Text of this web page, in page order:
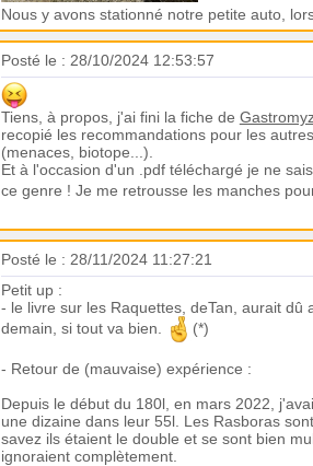
Nous y avons stationné notre petite auto,
Posté le : 28/10/2024 12:53:57
Tiens, à propos, j'ai fini la fiche de
recopié les recommandations pour les
(menaces, biotope...).
Et à l'occasion d'un .pdf téléchargé je ne
ce genre ! Je me retrousse les manches
Posté le : 28/11/2024 11:27:21
Petit up :
- le livre sur les Raquettes, deTan, aurait
demain, si tout va bien.
(*)
- Retour de (mauvaise) expérience :
Depuis le début du 180l, en mars 2022,
une dizaine dans leur 55l. Les Rasboras
savez ils étaient le double et se sont bien
ignoraient complètement.